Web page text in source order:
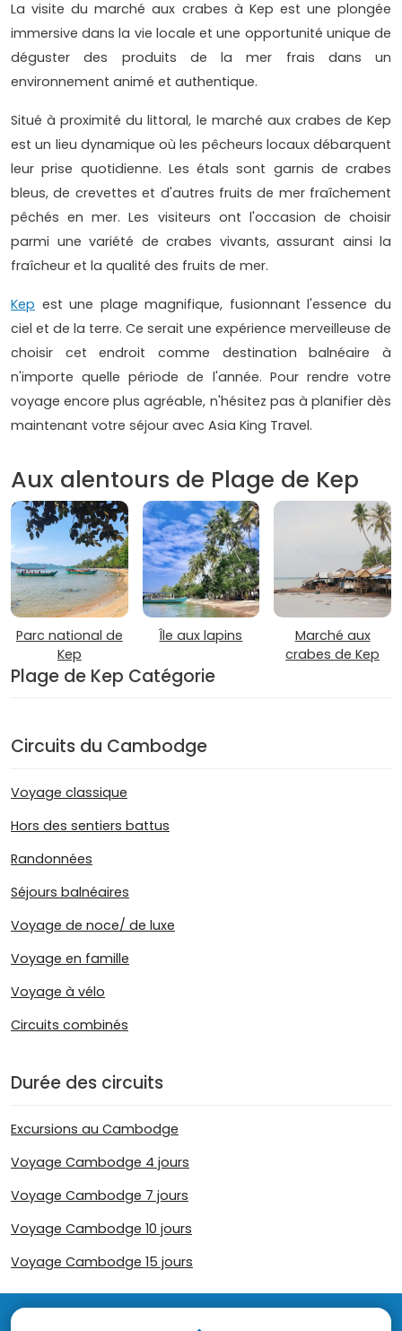
La visite du marché aux crabes à Kep est une plongée
immersive dans la vie locale et une opportunité unique de
déguster des produits de la mer frais dans un
environnement animé et authentique.
Situé à proximité du littoral, le marché aux crabes de Kep
est un lieu dynamique où les pêcheurs locaux débarquent
leur prise quotidienne. Les étals sont garnis de crabes
bleus, de crevettes et d'autres fruits de mer fraîchement
pêchés en mer. Les visiteurs ont l'occasion de choisir
parmi une variété de crabes vivants, assurant ainsi la
fraîcheur et la qualité des fruits de mer.
Kep est une plage magnifique, fusionnant l'essence du
ciel et de la terre. Ce serait une expérience merveilleuse de
choisir cet endroit comme destination balnéaire à
n'importe quelle période de l'année. Pour rendre votre
voyage encore plus agréable, n'hésitez pas à planifier dès
maintenant votre séjour avec Asia King Travel.
Aux alentours de Plage de Kep
Parc national de
Kep
Île aux lapins
Marché aux
crabes de Kep
Plage de Kep Catégorie
Circuits du Cambodge
Voyage classique
Hors des sentiers battus
Randonnées
Séjours balnéaires
Voyage de noce/ de luxe
Voyage en famille
Voyage à vélo
Circuits combinés
Durée des circuits
Excursions au Cambodge
Voyage Cambodge 4 jours
Voyage Cambodge 7 jours
Voyage Cambodge 10 jours
Voyage Cambodge 15 jours